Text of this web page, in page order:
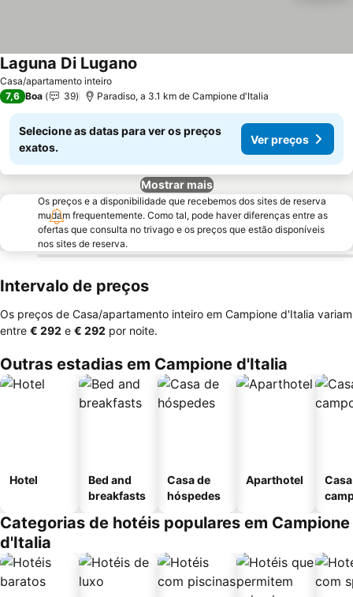
Casa/apartamento inteiro
Laguna Di Lugano
7,6 Boa 39 Paradiso, a 3.1 km de Campione d'Italia
Selecione as datas para ver os preços
exatos.
Ver preços
Mostrar mais
Os preços e a disponibilidade que recebemos dos sites de reserva
mudam frequentemente. Como tal, pode haver diferenças entre as
ofertas que consulta no trivago e os preços que estão disponíveis
nos sites de reserva.
Intervalo de preços
Os preços de Casa/apartamento inteiro em Campione d'Italia variam
entre ‎€ 292 e ‎€ 292 por noite.
Outras estadias em Campione d'Italia
Hotel
Bed and
breakfasts
Casa de
hóspedes
Aparthotel
Categorias de hotéis populares em Campione
d'Italia